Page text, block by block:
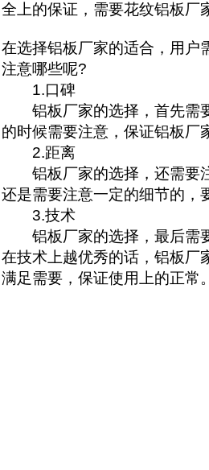
全上的保证，需要花纹铝板厂
在选择铝板厂家的适合，用户
注意哪些呢?
1.口碑
铝板厂家的选择，首先需要
的时候需要注意，保证铝板厂
2.距离
铝板厂家的选择，还需要注
还是需要注意一定的细节的，
3.技术
铝板厂家的选择，最后需要
在技术上越优秀的话，铝板厂
满足需要，保证使用上的正常。